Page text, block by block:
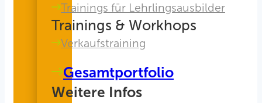
Trainings für Lehrlingsausbilder
Trainings & Workhops
Verkaufstraining
Gesamtportfolio
Weitere Infos